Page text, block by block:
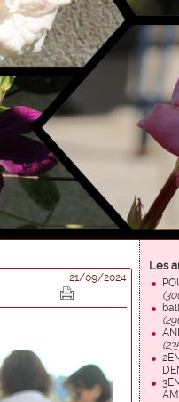
Les
21/09/2024